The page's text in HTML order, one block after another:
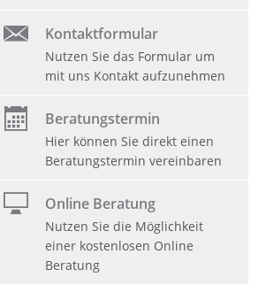
Kontaktformular
Nutzen Sie das Formular um
mit uns Kontakt aufzunehmen
Beratungstermin
Hier können Sie direkt einen
Beratungstermin vereinbaren
Online Beratung
Nutzen Sie die Möglichkeit
einer kostenlosen Online
Beratung